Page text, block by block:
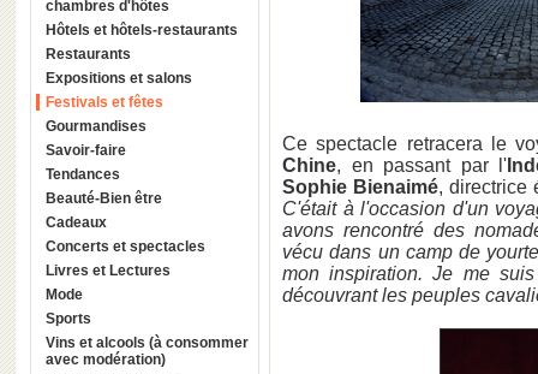
chambres d'hôtes
Hôtels et hôtels-restaurants
Restaurants
Expositions et salons
Festivals et fêtes
Gourmandises
Savoir-faire
Tendances
Beauté-Bien être
Cadeaux
Concerts et spectacles
Livres et Lectures
Mode
Sports
Vins et alcools (à consommer
avec modération)
Ce spectacle retracera le
Chine, en passant par l'
Sophie Bienaimé, directrice
C'était à l'occasion d'un
avons rencontré des
vécu dans un camp de
mon inspiration. Je me
découvrant les peuples